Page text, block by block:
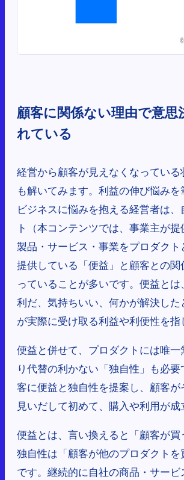
顧客に関係ない理由で意思
れている
経営から顧客が見えなくなってい
も解いてみます。利益の伸び悩み
ビジネスに悩みを抱える経営者は、
ト（本コンテンツでは、事業主が
製品・サービス・事業をプロダク
提供している「便益」と顧客との
っていることが多いです。便益と
利だ、気持ちいい、何かが解決し
が実際に受け取る利益や利便性を指
便益と併せて、プロダクトには唯
り代替の利かない「独自性」も必
客に便益と独自性を提案し、顧客
見いだして初めて、購入や利用が成
便益とは、言い換えると「顧客が買
独自性は「顧客が他のプロダクトを
です。継続的に自社の商品・サービ